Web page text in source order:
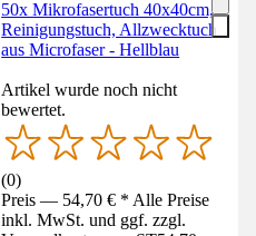
50x Mikrofasertuch 40x40cm,
Reinigungstuch, Allzwecktuch
aus Microfaser - Hellblau
Artikel wurde noch nicht
bewertet.
(0)
Preis — 54,70 € * Alle Preise
inkl. MwSt. und ggf. zzgl.